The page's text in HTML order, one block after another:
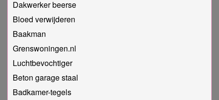
Dakwerker beerse
Bloed verwijderen
Baakman
Grenswoningen.nl
Luchtbevochtiger
Beton garage staal
Badkamer-tegels